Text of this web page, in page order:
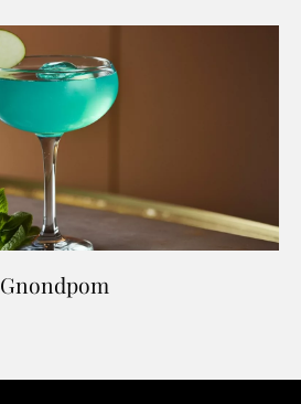
Gnondpom